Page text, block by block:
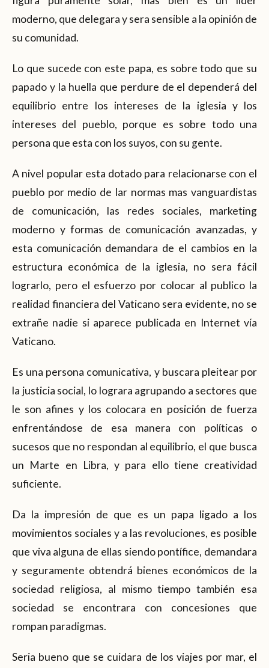
moderno, que delegara y sera sensible a la opinión de
su comunidad.
Lo que sucede con este papa, es sobre todo que su
papado y la huella que perdure de el dependerá del
equilibrio entre los intereses de la iglesia y los
intereses del pueblo, porque es sobre todo una
persona que esta con los suyos, con su gente.
A nivel popular esta dotado para relacionarse con el
pueblo por medio de lar normas mas vanguardistas
de comunicación, las redes sociales, marketing
moderno y formas de comunicación avanzadas, y
esta comunicación demandara de el cambios en la
estructura económica de la iglesia, no sera fácil
lograrlo, pero el esfuerzo por colocar al publico la
realidad financiera del Vaticano sera evidente, no se
extrañe nadie si aparece publicada en Internet vía
Vaticano.
Es una persona comunicativa, y buscara pleitear por
la justicia social, lo lograra agrupando a sectores que
le son afines y los colocara en posición de fuerza
enfrentándose de esa manera con políticas o
sucesos que no respondan al equilibrio, el que busca
un Marte en Libra, y para ello tiene creatividad
suficiente.
Da la impresión de que es un papa ligado a los
movimientos sociales y a las revoluciones, es posible
que viva alguna de ellas siendo pontífice, demandara
y seguramente obtendrá bienes económicos de la
sociedad religiosa, al mismo tiempo también esa
sociedad se encontrara con concesiones que
rompan paradigmas.
Seria bueno que se cuidara de los viajes por mar, el